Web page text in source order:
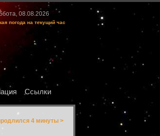
08.08.2026
погода на текущий час
Ссылки
4 минуты >